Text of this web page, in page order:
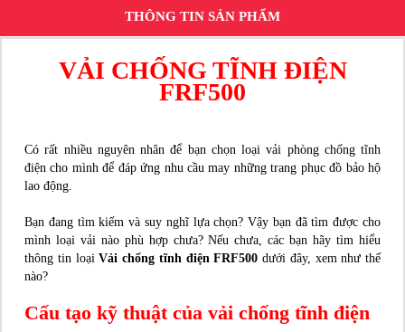
THÔNG TIN SẢN PHẨM
VẢI CHỐNG TĨNH ĐIỆN
FRF500
Có rất nhiều nguyên nhân để bạn chọn loại vải phòng chống tĩnh
điện cho mình để đáp ứng nhu cầu may những trang phục đồ bảo hộ
lao động.
Bạn đang tìm kiếm và suy nghĩ lựa chọn? Vậy bạn đã tìm được cho
mình loại vải nào phù hợp chưa? Nếu chưa, các bạn hãy tìm hiểu
thông tin loạiVải chống tĩnh điện FRF500 dưới đây, xem như thế
nào?
Cấu tạo kỹ thuật của vải chống tĩnh điện